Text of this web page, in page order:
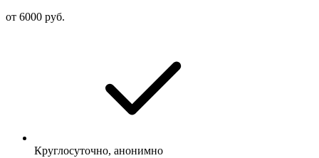
от 6000 руб.
Круглосуточно, анонимно